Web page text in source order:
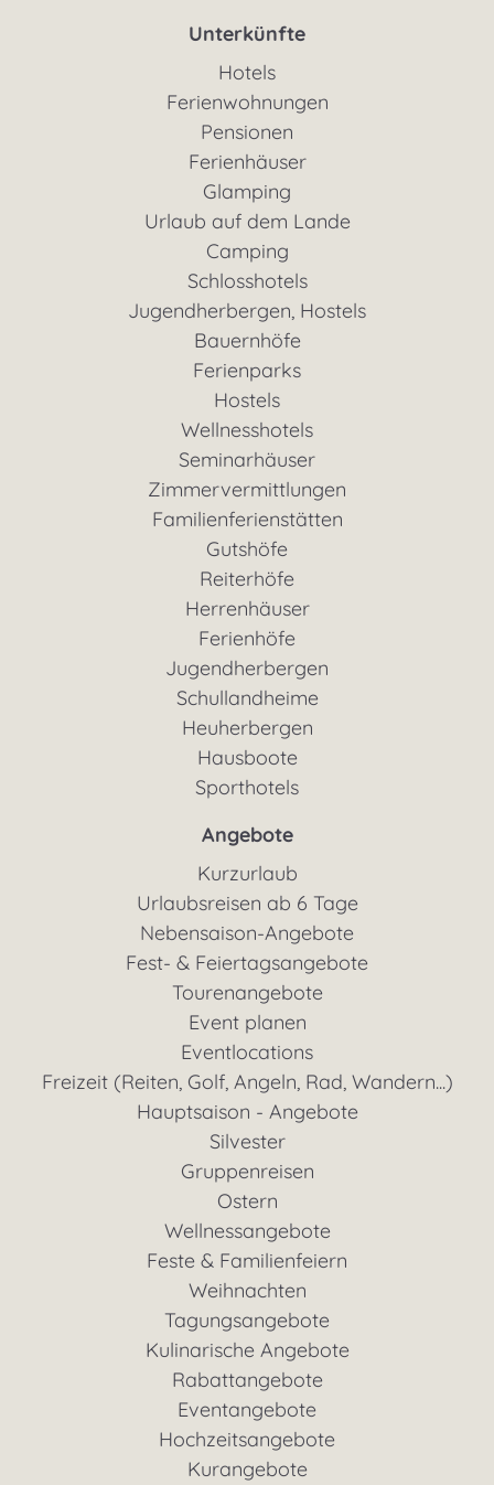
Unterkünfte
Hotels
Ferienwohnungen
Pensionen
Ferienhäuser
Glamping
Urlaub auf dem Lande
Camping
Schlosshotels
Jugendherbergen, Hostels
Bauernhöfe
Ferienparks
Hostels
Wellnesshotels
Seminarhäuser
Zimmervermittlungen
Familienferienstätten
Gutshöfe
Reiterhöfe
Herrenhäuser
Ferienhöfe
Jugendherbergen
Schullandheime
Heuherbergen
Hausboote
Sporthotels
Angebote
Kurzurlaub
Urlaubsreisen ab 6 Tage
Nebensaison-Angebote
Fest- & Feiertagsangebote
Tourenangebote
Event planen
Eventlocations
Freizeit (Reiten, Golf, Angeln, Rad, Wandern...)
Hauptsaison - Angebote
Silvester
Gruppenreisen
Ostern
Wellnessangebote
Feste & Familienfeiern
Weihnachten
Tagungsangebote
Kulinarische Angebote
Rabattangebote
Eventangebote
Hochzeitsangebote
Kurangebote